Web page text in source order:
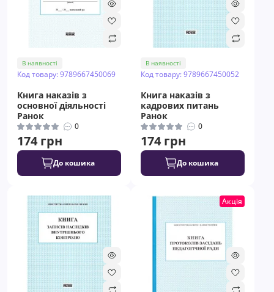
В наявності
Код товару: 9789667450069
Книга наказів з
основної діяльності
Ранок
0
174 грн
До кошика
В наявності
Код товару: 9789667450052
Книга наказів з
кадрових питань
Ранок
0
174 грн
До кошика
Акція